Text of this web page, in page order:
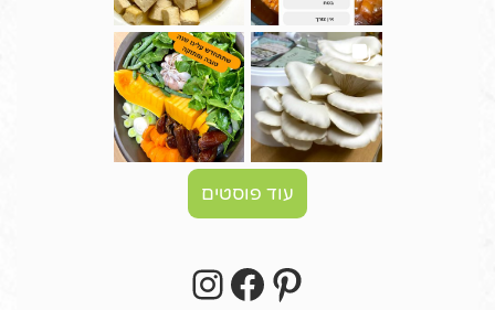
עוד פוסטים
Pinterest
Facebook